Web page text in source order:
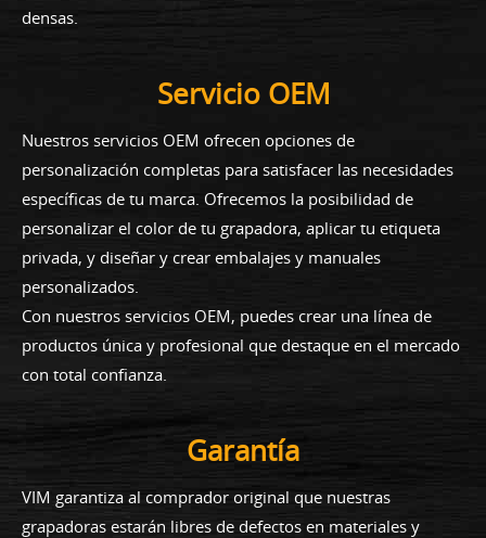
densas.
Servicio OEM
Nuestros servicios OEM ofrecen opciones de
personalización completas para satisfacer las necesidades
específicas de tu marca. Ofrecemos la posibilidad de
personalizar el color de tu grapadora, aplicar tu etiqueta
privada, y diseñar y crear embalajes y manuales
personalizados.
Con nuestros servicios OEM, puedes crear una línea de
productos única y profesional que destaque en el mercado
con total confianza.
Garantía
VIM garantiza al comprador original que nuestras
grapadoras estarán libres de defectos en materiales y